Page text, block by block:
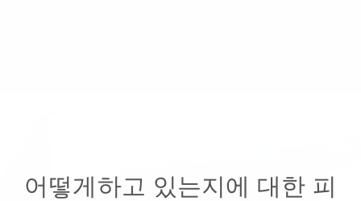
어떻게하고 있는지에 대한 피